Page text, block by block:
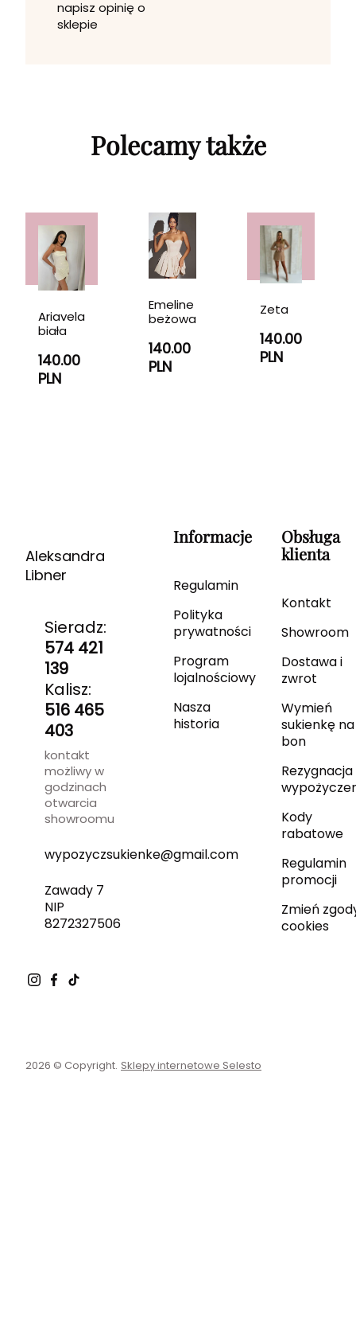
napisz opinię o
sklepie
Polecamy także
Ariavela
biała
140.00
PLN
Emeline
beżowa
140.00
PLN
Zeta
140.00
PLN
Aleksandra
Libner
Sieradz:
574 421
139
Kalisz:
516 465
403
kontakt
możliwy w
godzinach
otwarcia
showroomu
wypozyczsukienke@gmail.com
Zawady 7
NIP
8272327506
Informacje
Regulamin
Polityka
prywatności
Program
lojalnościowy
Nasza
historia
Obsługa
klienta
Kontakt
Showroom
Dostawa i
zwrot
Wymień
sukienkę na
bon
Rezygnacja
Kody
rabatowe
Regulamin
promocji
Zmień
cookies
2026 © Copyright. Sklepy internetowe Selesto